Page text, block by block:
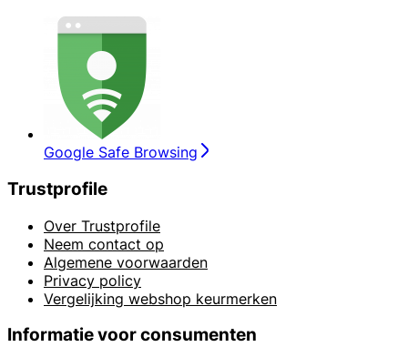
Google Safe Browsing
Trustprofile
Over Trustprofile
Neem contact op
Algemene voorwaarden
Privacy policy
Vergelijking webshop keurmerken
Informatie voor consumenten